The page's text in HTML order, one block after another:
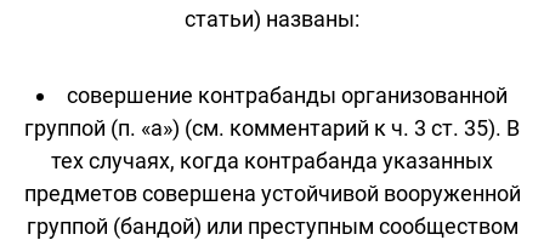
статьи) названы:
совершение контрабанды организованной
группой (п. «а») (см. комментарий к ч. 3 ст. 35). В
тех случаях, когда контрабанда указанных
предметов совершена устойчивой вооруженной
группой (бандой) или преступным сообществом